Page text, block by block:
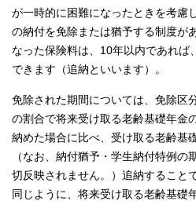
が一時的に困難になったときを考慮
の納付を免除または猶予する制度が
なった保険料は、10年以内であれば
できます（追納といいます）。
免除された期間については、免除区
の割合で将来受け取る老齢基礎年金
納めた場合に比べ、受け取る老齢基
（なお、納付猶予・学生納付特例の
切反映されません。）追納すること
同じように、将来受け取る老齢基礎